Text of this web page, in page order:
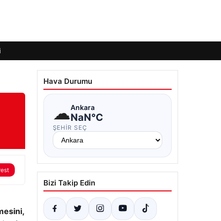
Hava Durumu
☁Ankara
NaN°C
ŞEHIR SEÇ
Bizi Takip Edin